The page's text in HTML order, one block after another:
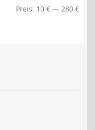
Min.
Max.
Preis: 10 € — 280 €